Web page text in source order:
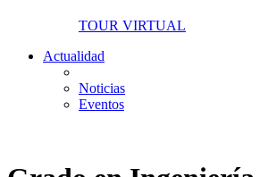
TOUR VIRTUAL
Actualidad
Noticias
Eventos